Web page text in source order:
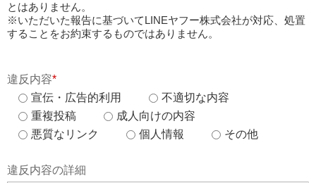
とはありません。
※いただいた報告に基づいてLINEヤフー株式会社が対応、処置
することをお約束するものではありません。
違反内容*
宣伝・広告的利用
不適切な内容
重複投稿
成人向けの内容
悪質なリンク
個人情報 その他
違反内容の詳細